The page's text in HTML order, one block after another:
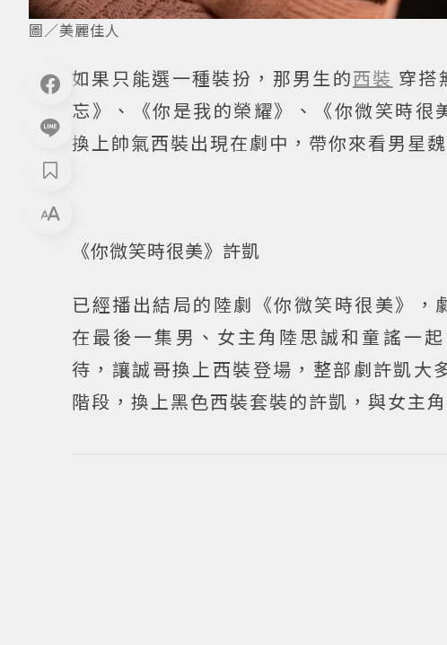
圖／美麗佳人
如果只能選一種裝扮，那男生的西裝 穿搭
忘》、《你是我的榮耀》、《你微笑時
換上帥氣西裝出現在劇中，帶你來看男星
《你微笑時很美》許凱
已經播出結局的陸劇《你微笑時很美》，
在最後一集男、女主角陸思誠和童謠一
待，讓誠哥換上西裝登場，整部劇許凱
階段，換上黑色西裝套裝的許凱，與女主